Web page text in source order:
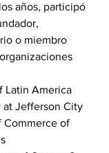
años, participó
o miembro
Latin America
at Jefferson City
Commerce of